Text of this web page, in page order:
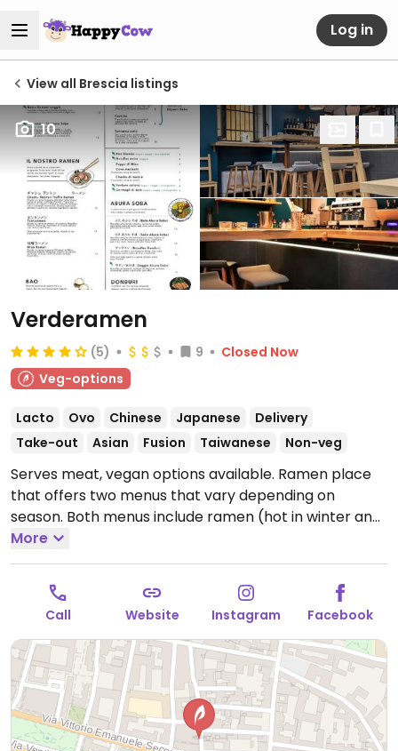
Log in
View all Brescia listings
10
Verderamen
(5) 9
Closed Now
Veg-options
Lacto Ovo Chinese Japanese
Delivery
Take-out
Asian Fusion Taiwanese Non-veg
Serves meat, vegan options available. Ramen place
that offers two menus that vary depending on
season. Both menus include ramen (hot in winter and
cold in summer), soba, donburi, bao, and several side
dishes.Open Mon-Sat 12:00-14:30, Mon-Thu 19:00-
23:00, Fri-Sat 19:00-00:00, Sun 19:00-23:00.
More
Call Website Instagram Facebook